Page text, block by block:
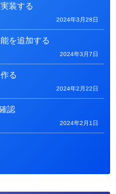
装する
2024年3月28日
を追加する
2024年3月7日
る
2024年2月22日
認
2024年2月1日